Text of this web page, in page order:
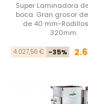
Super Laminadora
boca. Gran grosor
de 40 mm-
320mm
4.027,56 € -35%